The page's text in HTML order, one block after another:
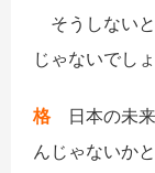
そうしない
じゃないでしょ
格日本の未来
んじゃないか